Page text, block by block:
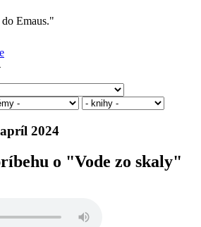
Emaus."
2024
o "Vode zo skaly"